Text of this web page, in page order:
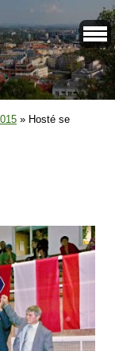
» Hosté se